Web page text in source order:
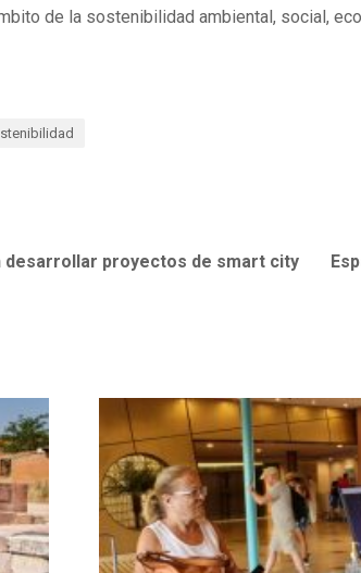
de la sostenibilidad ambiental, social,
proyectos de smart city